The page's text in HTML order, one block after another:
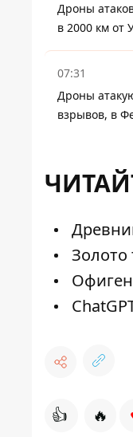
Дроны
в 2000 км от
07:31
Дроны
взрывов, в
Золото
👍 🔥